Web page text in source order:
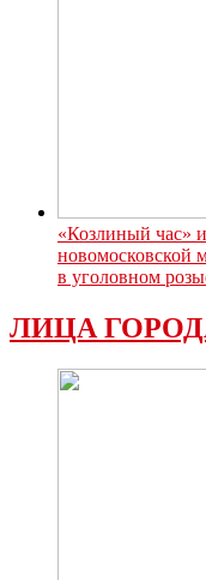
«Козлиный час»
новомосковской
в уголовном
ЛИЦА